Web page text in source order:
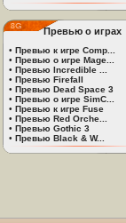
Превью о играх
• Превью к игре Comp...
• Превью о игре Mage...
• Превью Incredible ...
• Превью Firefall
• Превью Dead Space 3
• Превью о игре SimC...
• Превью к игре Fuse
• Превью Red Orche...
• Превью Gothic 3
• Превью Black & W...